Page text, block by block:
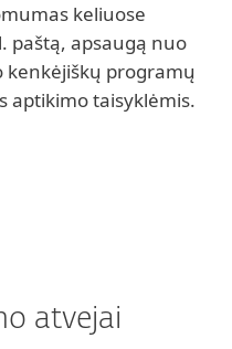
keliuose
paštą, apsaugą nuo
programų
aptikimo taisyklėmis.
atvejai